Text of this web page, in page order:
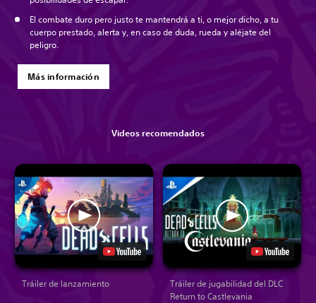
El combate duro pero justo te mantendrá a ti, o mejor dicho, a tu
cuerpo prestado, alerta y, en caso de duda, rueda y aléjate del
peligro.
Más información
Videos recomendados
Tráiler de lanzamiento
Tráiler de jugabilidad del DLC
Return to Castlevania